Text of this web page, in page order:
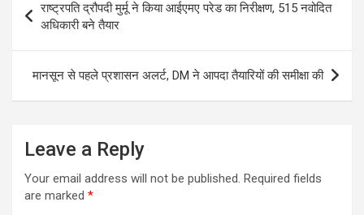
navigation
राष्ट्रपति द्रौपदी मुर्मू ने किया आईएमए परेड का निरीक्षण, 515 नवोदित
अधिकारी बने तैयार
मानसून से पहले प्रशासन अलर्ट, DM ने आपदा तैयारियों की समीक्षा की
Leave a Reply
Your email address will not be published. Required fields
are marked *